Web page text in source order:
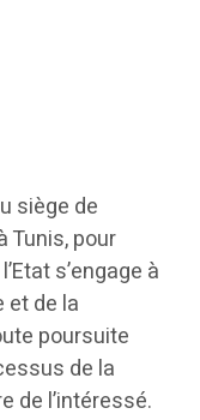
siège de
Tunis, pour
s’engage à
et de la
poursuite
de la
de l’intéressé.